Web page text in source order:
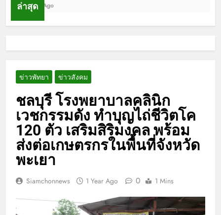
ล่าสุด
1 Month Ago
ข่าวพัทยา ข่าวสังคม
ชลบุรี โรงพยาบาลคลินิก
เวชกรรมดัง ทำบุญไถ่ชีวิตโค
120 ตัว เสริมสิริมงคล พร้อม
ส่งต่อเกษตรกรในพื้นที่จังหวัด
พะเยา
Siamchonnews 1 Year Ago 0 1 Mins